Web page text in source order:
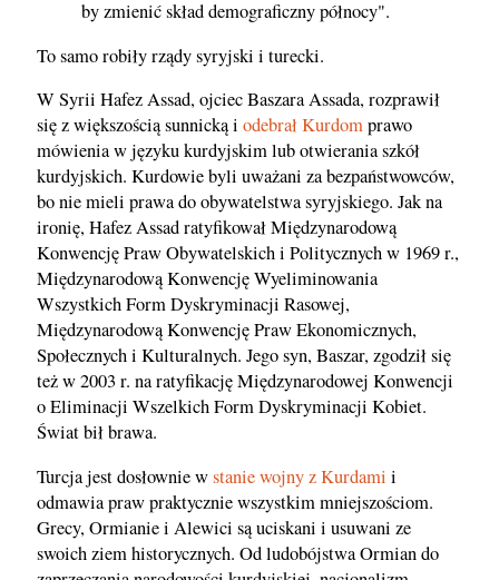
by zmienić skład demograficzny północy".
To samo robiły rządy syryjski i turecki.
W Syrii Hafez Assad, ojciec Baszara Assada, rozprawił
się z większością sunnicką i odebrał Kurdomprawo
mówienia w języku kurdyjskim lub otwierania szkół
kurdyjskich. Kurdowie byli uważani za bezpaństwowców,
bo nie mieli prawa do obywatelstwa syryjskiego. Jak na
ironię, Hafez Assad ratyfikował Międzynarodową
Konwencję Praw Obywatelskich i Politycznych w 1969 r.,
Międzynarodową Konwencję Wyeliminowania
Wszystkich Form Dyskryminacji Rasowej,
Międzynarodową Konwencję Praw Ekonomicznych,
Społecznych i Kulturalnych. Jego syn, Baszar, zgodził się
też w 2003 r. na ratyfikację Międzynarodowej Konwencji
o Eliminacji Wszelkich Form Dyskryminacji Kobiet.
Świat bił brawa.
Turcja jest dosłownie wstanie wojny z Kurdami i
odmawia praw praktycznie wszystkim mniejszościom.
Grecy, Ormianie i Alewici są uciskani i usuwani ze
swoich ziem historycznych. Od ludobójstwa Ormian do